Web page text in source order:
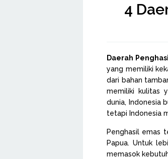
4
Daerah
yang memiliki
dari bahan
memiliki kulitas
dunia, Indonesia
tetapi Indonesia
Penghasil emas
Papua. Untuk
memasok